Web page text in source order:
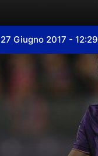
27 Giugno 2017 - 12:29